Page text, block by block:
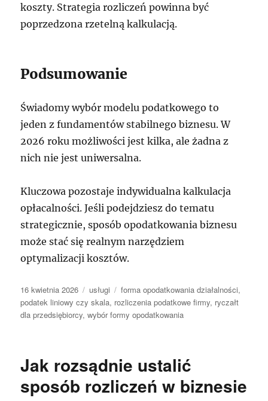
koszty. Strategia rozliczeń powinna być
poprzedzona rzetelną kalkulacją.
Podsumowanie
Świadomy wybór modelu podatkowego to
jeden z fundamentów stabilnego biznesu. W
2026 roku możliwości jest kilka, ale żadna z
nich nie jest uniwersalna.
Kluczowa pozostaje indywidualna kalkulacja
opłacalności. Jeśli podejdziesz do tematu
strategicznie, sposób opodatkowania biznesu
może stać się realnym narzędziem
optymalizacji kosztów.
Data
publikacji
16 kwietnia 2026 Kategorie
usługi Tagi
forma opodatkowania działalności,
podatek liniowy czy skala, rozliczenia podatkowe firmy, ryczałt
dla przedsiębiorcy,wybór formy opodatkowania
Jak rozsądnie ustalić
sposób rozliczeń w biznesie